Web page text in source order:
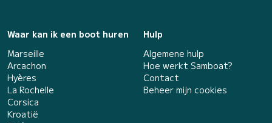
Waar kan ik een boot huren
Marseille
Arcachon
Hyères
La Rochelle
Corsica
Kroatië
Hulp
Algemene hulp
Hoe werkt Samboat?
Contact
Beheer mijn cookies